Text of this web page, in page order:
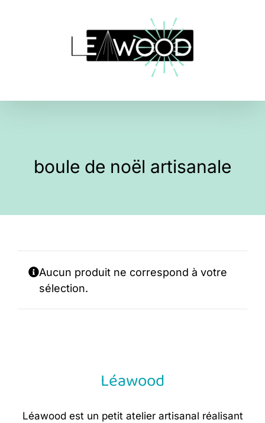
boule de noël artisanale
Aucun produit ne correspond à votre
sélection.
Léawood
Léawood est un petit atelier artisanal réalisant